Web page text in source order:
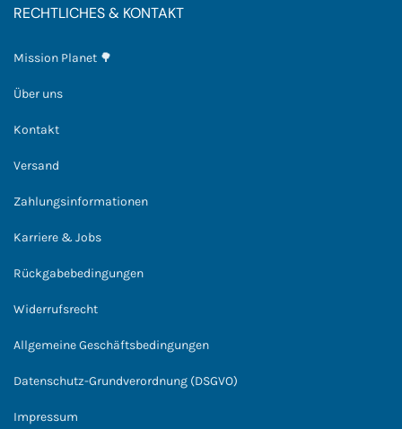
RECHTLICHES & KONTAKT
Mission Planet 🌳
Über uns
Kontakt
Versand
Zahlungsinformationen
Karriere & Jobs
Rückgabebedingungen
Widerrufsrecht
Allgemeine Geschäftsbedingungen
Datenschutz-Grundverordnung (DSGVO)
Impressum